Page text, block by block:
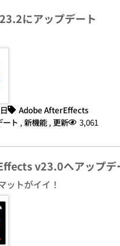
にアップデート
Adobe AfterEffects
ート , 新機能 , 更新 3,061
v23.0へアップデ
ットがイイ！